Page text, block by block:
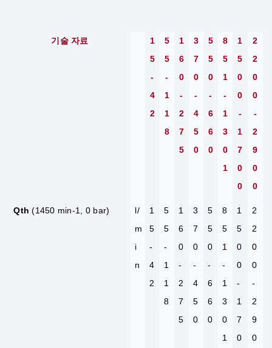
기술 자료
1
5
-
4
2
5
5
-
1
1
8
1
6
0
-
2
7
5
3
7
0
-
4
5
0
5
5
0
-
6
6
0
8
5
1
-
1
3
0
1
1
5
0
0
-
1
7
0
0
2
2
0
0
-
2
9
0
0
Qth (1450 min-1, 0 bar)
l/
m
i
n
1
5
-
4
2
5
5
-
1
1
8
1
6
0
-
2
7
5
3
7
0
-
4
5
0
5
5
0
-
6
6
0
8
5
1
-
1
3
0
1
1
5
0
0
-
1
7
0
2
2
0
0
-
2
9
0